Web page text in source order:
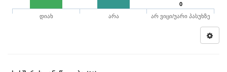
0
დიახ არა არ ვიცი/უარი პასუხზე